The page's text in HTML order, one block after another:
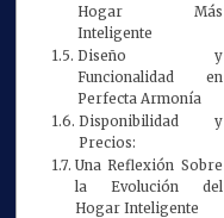
Hogar Más
Inteligente
Diseño y
Funcionalidad en
Perfecta Armonía
Disponibilidad y
Precios:
Una Reflexión Sobre
la Evolución del
Hogar Inteligente